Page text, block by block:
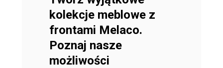
kolekcje meblowe z
frontami Melaco.
Poznaj nasze
możliwości